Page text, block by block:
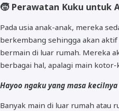
🧒Perawatan Kuku untuk
Pada usia anak-anak, mereka
berkembang sehingga akan
bermain di luar rumah. Mereka
berbagai hal, apalagi main
Hayoo ngaku yang masa
Banyak main di luar rumah atau